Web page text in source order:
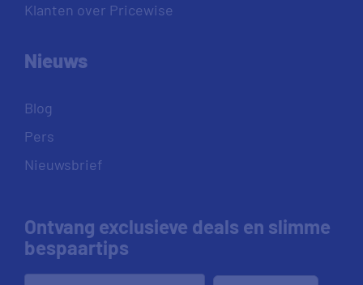
Klanten over Pricewise
Nieuws
Blog
Pers
Nieuwsbrief
Ontvang exclusieve deals en slimme
bespaartips